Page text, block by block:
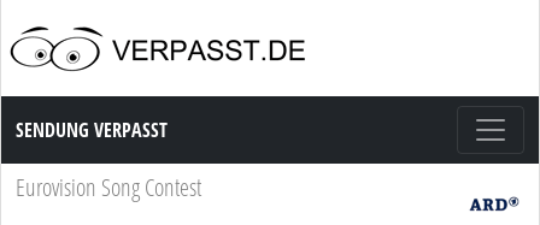
Sendung Verpasst
SENDUNG VERPASST
Eurovision Song Contest